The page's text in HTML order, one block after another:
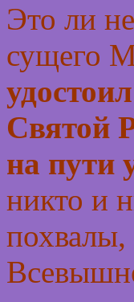
Это ли
сущего
Святой
на пути
никто и
похвалы,